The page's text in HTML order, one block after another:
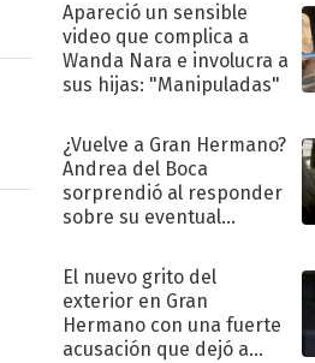
Apareció un sensible
video que complica a
Wanda Nara e involucra a
sus hijas: "Manipuladas"
¿Vuelve a Gran Hermano?
Andrea del Boca
sorprendió al responder
sobre su eventual
El nuevo grito del
exterior en Gran
Hermano con una fuerte
acusación que dejó a